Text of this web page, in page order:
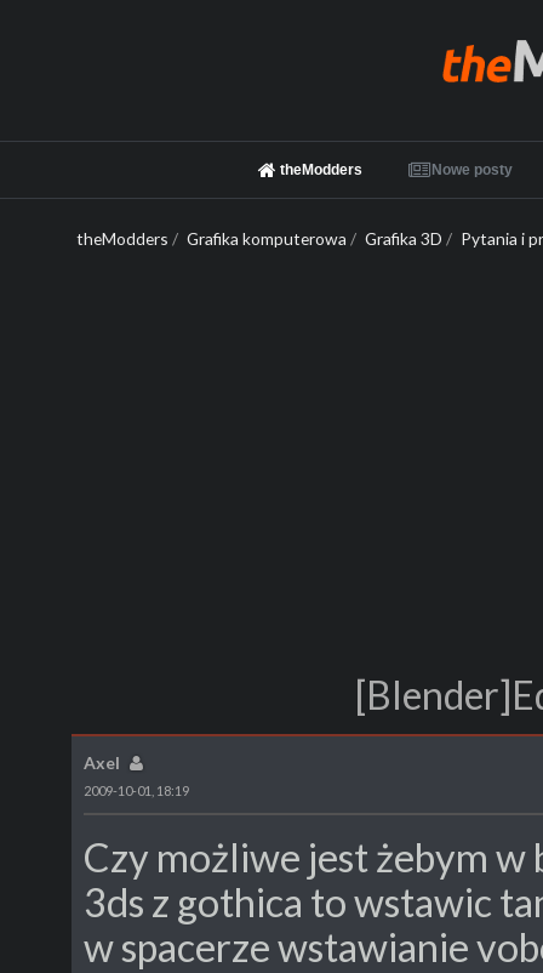
theModders Nowe posty
theModders / Grafika komputerowa / Grafika 3D / Pytania i
Axel
2009-10-01, 18:19
Czy możliwe jest żebym
3ds z gothica to wstawic
w spacerze wstawianie